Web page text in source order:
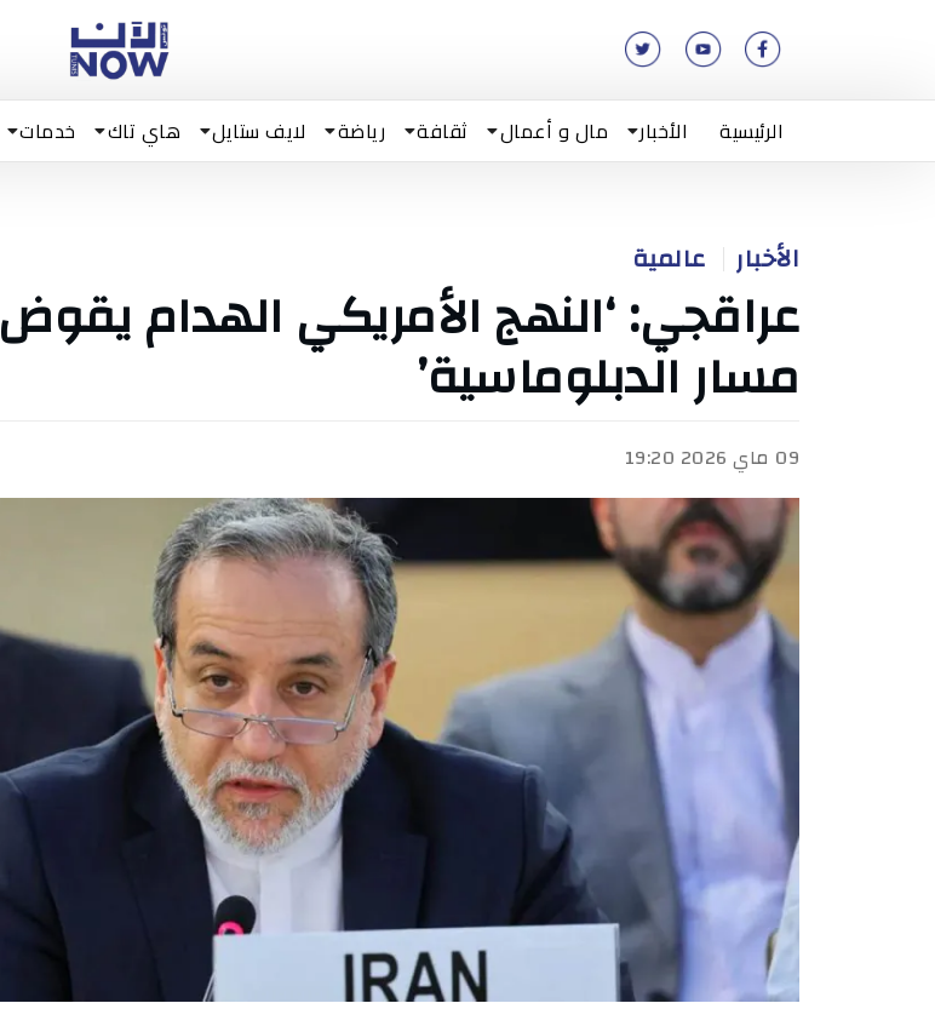
الرئيسية الأخبار مال و أعمال ثقافة رياضة لايف ستايل هاي تاك خدمات
الأخبار عالمية
عراقجي: ‘النهج الأمريكي الهدام يقوض
مسار الدبلوماسية’
09 ماي 2026 19:20